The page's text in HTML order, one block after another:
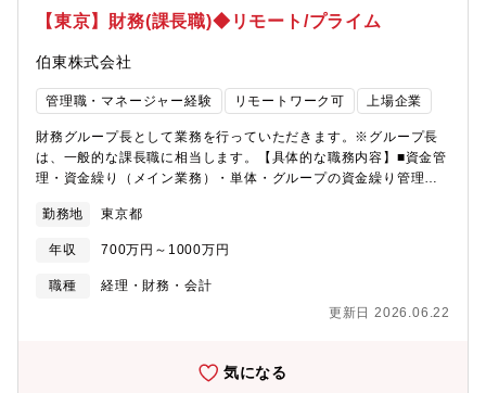
（ERP）の入れ替え作業を行なっており、基盤を強化していくた
めにもERPの知見がある方を採用したいと考えております。今後
こういった体制を整えていくためにも、課題に対して幅広い守備
範囲を持ち、社内外の関係者を巻き込みながら課題を解決いただ
ける、エプソンの次世代を担っていただける人材を募集します。
【本ポジションの魅力】・ERPをベースに、単体決算のシステム
をグローバルに構築する業務に携わることができます。 ・制度会
計業務だけでなく、ファイナンス業務や事業管理業務（事業によ
り近い位置でのマネジメントサポート）など幅広いローテーショ
イナンス責任者など、海外赴任のチャンスがあります。 ・企業の
みに関われる可能性があります。 ・職場には中途入社の方も多
く、キャリアの違いを気にすることなく安心して働くことができ
にあたり、現場、事業の方に近い場での業務が可能です。【勤務
すいランキングトップレベルの長野県に拠点を置く世界を代表す
るメーカーです。多くの従業員が住む松本市は夏は涼しく、冬も
【東京】財務(課長職)◆リモート/プライム
伯東株式会社
管理職・マネージャー経験 リモートワーク可 上場企業
財務グループ長として業務を行っていただきます。※グループ長
は、一般的な課長職に相当します。【具体的な職務内容】■資金管
理・資金繰り（メイン業務）・単体・グループの資金繰り管理・
モニタリングおよび改善提案・投資有価証券の管理および評価
（減損テストの実施）■財務戦略・金融機関対応・金融機関との折
衝（借入、更改、条件交渉 等）・借入・返済計画の立案および管
理・金利・為替等の財務リスク管理・財務制限条項（コベナン
点の資金状況把握・支援・グループ資金管理の仕組み検討（CMS
携・財務グループのマネジメント（業務管理・育成）・経理部
門・経営企画部門との連携・経営層向け財務レポーティング【募
勤務地 東京都
年収 700万円～1000万円
職種
経理・財務・会計
更新日 2026.06.22
気になる